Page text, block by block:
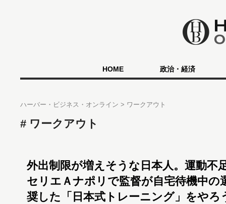
HOME 政治・経済
ハーバー・ビジネス・オンライン ワークアウト
ワークアウト
外出制限が増えそうな日本人。運動不
セリエＡナポリで監督が自宅待機中の
奨した「日本式トレーニング」をやろ